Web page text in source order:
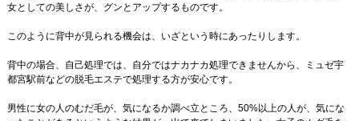
女としての美しさが、グンとアップするものです。
このように背中が見られる機会は、いざという時にあったりします。
背中の場合、自己処理では、自分ではナカナカ処理できませんから、ミュゼ宇
都宮駅前などの脱毛エステで処理する方が安心です。
男性に女の人のむだ毛が、気になるか調べ立ところ、50%以上の人が、気にな